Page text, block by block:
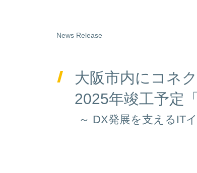
News Release
大阪市内にコネ
2025年竣工予定
～ DX発展を支えるIT